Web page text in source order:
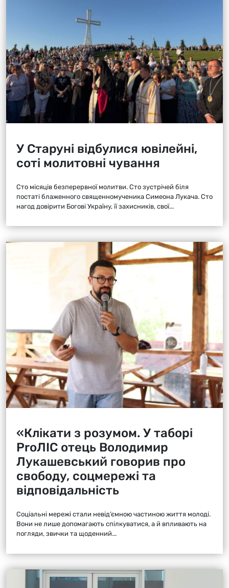
У Старуні відбулися ювілейні,
соті молитовні чування
Сто місяців безперервної молитви. Сто зустрічей біля
постаті блаженного священномученика Симеона Лукача. Сто
нагод довірити Богові Україну, її захисників, свої...
«Клікати з розумом. У таборі
ProЛІС отець Володимир
Лукашевський говорив про
свободу, соцмережі та
відповідальність
Соціальні мережі стали невід’ємною частиною життя молоді.
Вони не лише допомагають спілкуватися, а й впливають на
погляди, звички та щоденний...